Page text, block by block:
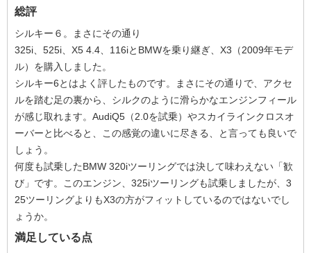
総評
シルキー６。まさにその通り
325i、525i、X5 4.4、116iとBMWを乗り継ぎ、X3（2009年モデ
ル）を購入しました。
シルキー6とはよく評したものです。まさにその通りで、アクセ
ルを踏む足の裏から、シルクのように滑らかなエンジンフィール
が感じ取れます。AudiQ5（2.0を試乗）やスカイラインクロスオ
ーバーと比べると、この感覚の違いに尽きる、と言っても良いで
しょう。
何度も試乗したBMW 320iツーリングでは決して味わえない「歓
び」です。このエンジン、325iツーリングも試乗しましたが、3
25ツーリングよりもX3の方がフィットしているのではないでし
ょうか。
満足している点